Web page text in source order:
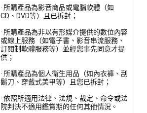
· 所購產品為影音商品或電腦軟體（如
CD、DVD等）且已拆封；
· 所購產品為非以有形媒介提供的數位內容
或線上服務（如電子書、影音串流服務、
訂閱制軟體服務等）並經您事先同意才提
供；
· 所購產品為個人衛生用品（如內衣褲、刮
鬍刀、穿戴式美甲等）且您已拆封；
· 依照所適用法律、法規、裁定、命令或法
院判決不適用鑑賞期的任何其他情況。